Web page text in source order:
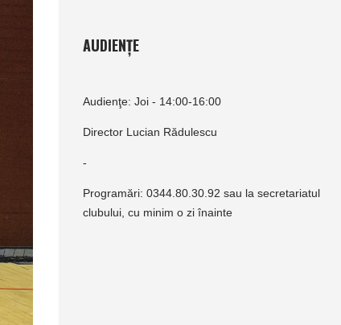
AUDIENȚE
Audienţe: Joi - 14:00-16:00
Director Lucian Rădulescu
-
Programări: 0344.80.30.92 sau la secretariatul
clubului, cu minim o zi înainte